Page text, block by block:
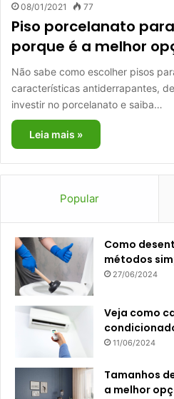
08/01/2021 77
Piso porcelanato
porque é a melhor
Não sabe como escolher pisos
características antiderrapantes,
investir no porcelanato e saiba…
Leia mais »
Popular
Como
métodos
27/06/2024
Veja como
11/06/2024
Tamanhos
a melhor